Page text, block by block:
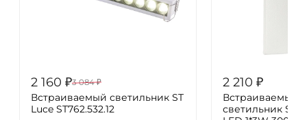
2 160 ₽3 084 ₽
Встраиваемый светильник ST
Luce ST762.532.12
2 210 ₽
Встраиваемый
светильник ST-